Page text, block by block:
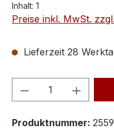
Inhalt: 1
Preise inkl. MwSt.
Lieferzeit 28
Produkt
Produktnummer: